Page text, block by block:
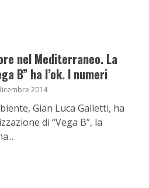
nel Mediterraneo. La
B” ha l’ok. I numeri
2014
Gian Luca Galletti, ha
di “Vega B”, la